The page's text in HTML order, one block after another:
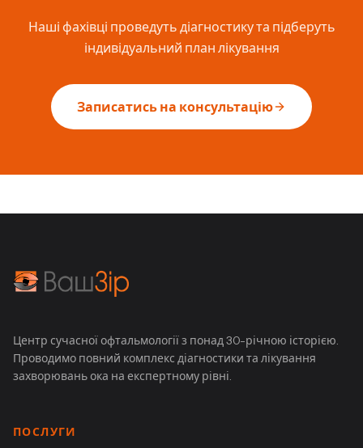
Наші фахівці проведуть діагностику та підберуть
індивідуальний план лікування
Записатись на консультацію
Центр сучасної офтальмології з понад 30-річною історією.
Проводимо повний комплекс діагностики та лікування
захворювань ока на експертному рівні.
ПОСЛУГИ